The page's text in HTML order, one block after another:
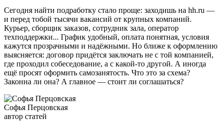
Сегодня найти подработку стало проще: заходишь на hh.ru —
и перед тобой тысячи вакансий от крупных компаний.
Курьер, сборщик заказов, сотрудник зала, оператор
техподдержки... График удобный, оплата понятная, условия
кажутся прозрачными и надёжными. Но ближе к оформлению
выясняется: договор придётся заключать не с той компанией,
где проходил собеседование, а с какой-то другой. А иногда
ещё просят оформить самозанятость. Что это за схема?
Законна ли она? А главное — стоит ли соглашаться?
Софья Перцовская
автор статей